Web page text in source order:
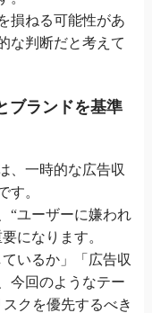
損ねる可能性があ
な判断だと考えて
ブランドを基準
、一時的な広告収
す。
“ユーザーに嫌われ
になります。
いるか」「広告収
今回のようなテー
クを優先するべき